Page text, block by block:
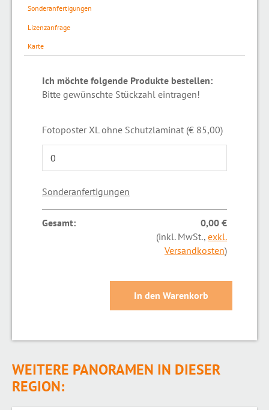
Sonderanfertigungen
Lizenzanfrage
Karte
Ich möchte folgende Produkte bestellen:
Bitte gewünschte Stückzahl eintragen!
Fotoposter XL ohne Schutzlaminat (€ 85,00)
Sonderanfertigungen
Gesamt:
0,00 €
(inkl. MwSt., exkl.
Versandkosten)
WEITERE PANORAMEN IN DIESER
REGION: